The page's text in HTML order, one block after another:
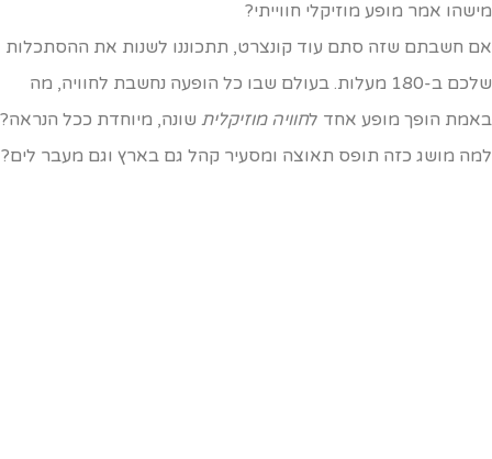
אמר מופע מוזיקלי חווייתי?
חשבתם שזה סתם עוד קונצרט, תתכוננו לשנות את ההסתכלות
שלכם ב-180 מעלות. בעולם שבו כל הופעה נחשבת לחוויה, מה
הופך מופע אחד לחוויה מוזיקליתשונה, מיוחדת ככל הנראה?
מושג כזה תופס תאוצה ומסעיר קהל גם בארץ וגם מעבר לים?